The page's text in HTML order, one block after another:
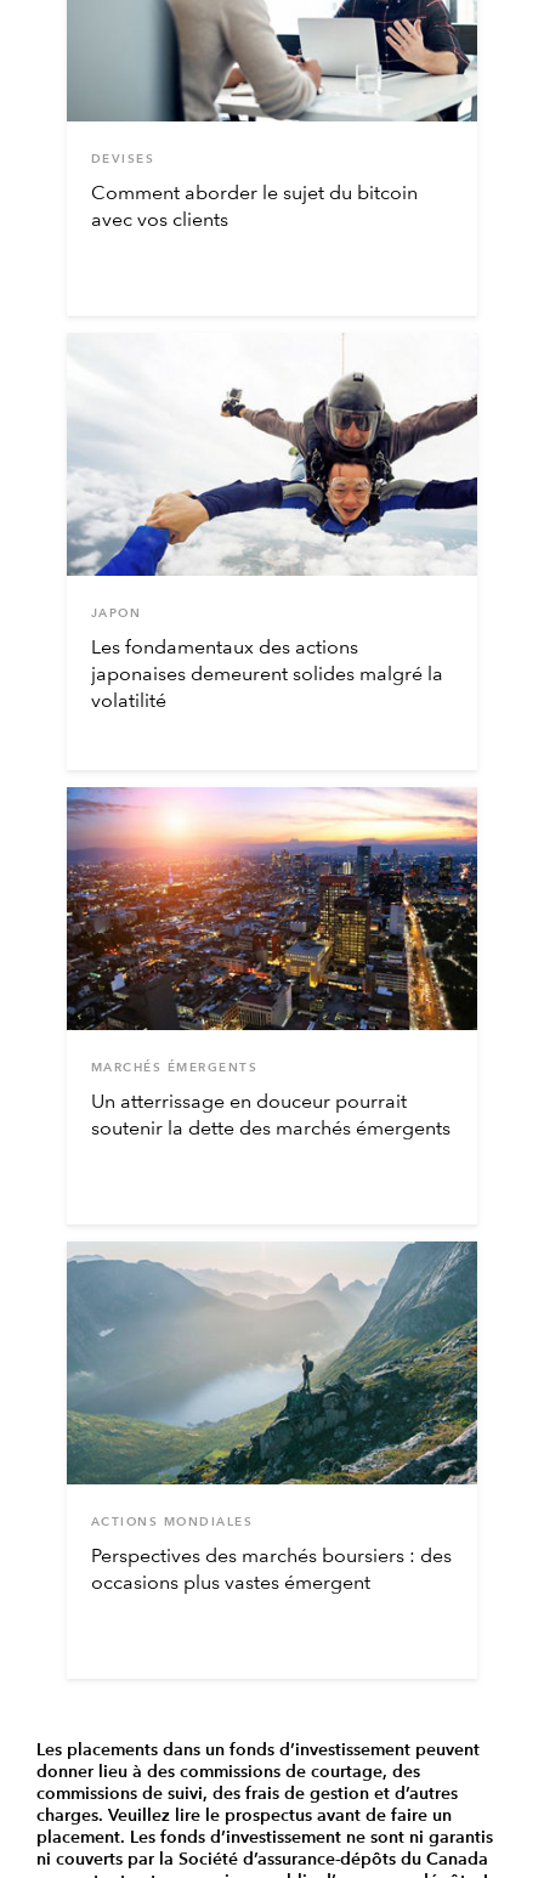
DEVISES
Comment aborder le sujet du bitcoin
avec vos clients
JAPON
Les fondamentaux des actions
japonaises demeurent solides malgré la
volatilité
MARCHÉS ÉMERGENTS
Un atterrissage en douceur pourrait
soutenir la dette des marchés émergents
ACTIONS MONDIALES
Perspectives des marchés boursiers : des
occasions plus vastes émergent
Les placements dans un fonds d’investissement peuvent
donner lieu à des commissions de courtage, des
commissions de suivi, des frais de gestion et d’autres
charges. Veuillez lire le prospectus avant de faire un
placement. Les fonds d’investissement ne sont ni garantis
ni couverts par la Société d’assurance-dépôts du Canada